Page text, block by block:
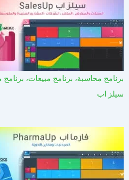
برنامج محاسبة، برنامج مبيعات، برنامج
سيلز اب